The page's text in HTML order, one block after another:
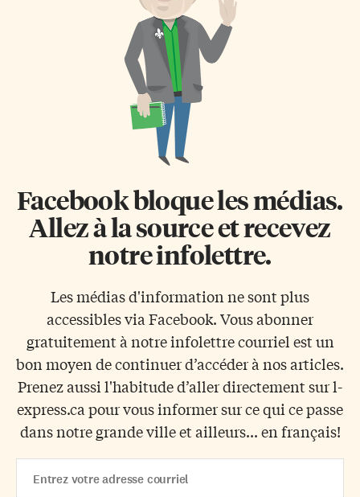
Facebook bloque les médias.
Allez à la source et recevez
notre infolettre.
Les médias d'information ne sont plus
accessibles via Facebook. Vous abonner
gratuitement à notre infolettre courriel est un
bon moyen de continuer d’accéder à nos articles.
Prenez aussi l'habitude d’aller directement sur l-
express.ca pour vous informer sur ce qui ce passe
dans notre grande ville et ailleurs... en français!
Address